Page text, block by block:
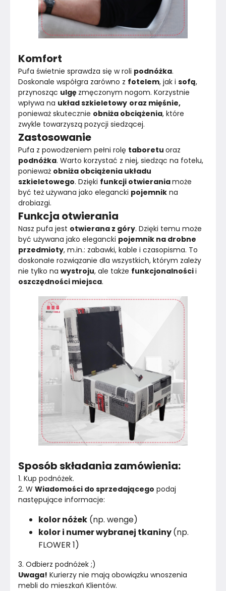
Komfort
Pufa świetnie sprawdza się w roli podnóżka.
Doskonale współgra zarówno z fotelem, jak i sofą,
przynosząc ulgę zmęczonym nogom. Korzystnie
wpływa na układ szkieletowy oraz mięśnie,
ponieważ skutecznie obniża obciążenia, które
zwykle towarzyszą pozycji siedzącej.
Zastosowanie
Pufa z powodzeniem pełni rolę taboretu oraz
podnóżka. Warto korzystać z niej, siedząc na fotelu,
ponieważ obniża obciążenia układu
szkieletowego. Dzięki funkcji otwierania może
być też używana jako elegancki pojemnik na
drobiazgi.
Funkcja otwierania
Nasz pufa jest otwierana z góry. Dzięki temu może
być używana jako elegancki pojemnik na drobne
przedmioty, m.in.: zabawki, kable i czasopisma. To
doskonałe rozwiązanie dla wszystkich, którym zależy
nie tylko na wystroju, ale także funkcjonalności i
oszczędności miejsca.
Sposób składania zamówienia:
1. Kup podnóżek.
2. W Wiadomości do sprzedającego podaj
następujące informacje:
kolor nóżek (np. wenge)
kolor i numer wybranej tkaniny(np.
FLOWER 1)
3. Odbierz podnóżek ;)
Uwaga! Kurierzy nie mają obowiązku wnoszenia
mebli do mieszkań Klientów.